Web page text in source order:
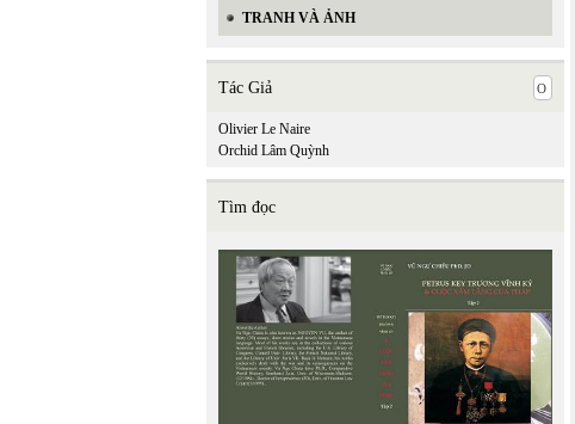
TRANH VÀ ẢNH
Tác Giả
Olivier Le Naire
Orchid Lâm Quỳnh
Tìm đọc